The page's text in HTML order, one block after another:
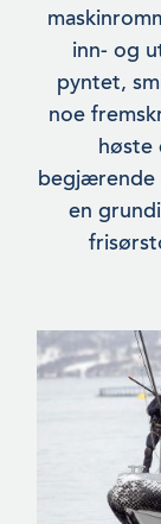
inn- og
pyn­tet,
noe
høste
begjærende
en